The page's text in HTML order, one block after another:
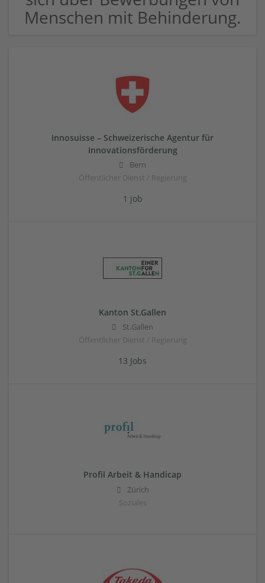
Menschen mit Behinderung.
Innosuisse – Schweizerische Agentur für
Innovationsförderung
Bern
Öffentlicher Dienst / Regierung
1 job
Kanton St.Gallen
St.Gallen
Öffentlicher Dienst / Regierung
13 Jobs
Profil Arbeit & Handicap
Zürich
Soziales